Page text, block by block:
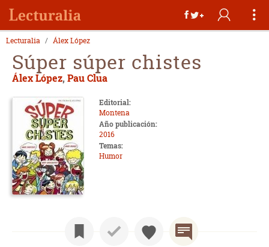
Lecturalia Álex López
Súper súper chistes
Álex López, Pau Clua
Editorial:
Montena
Año publicación:
2016
Temas:
Humor